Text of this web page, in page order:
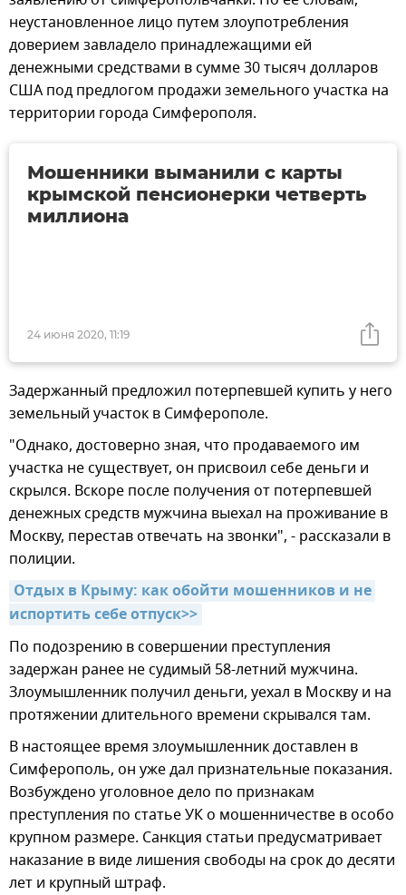
неустановленное лицо путем злоупотребления
доверием завладело принадлежащими ей
денежными средствами в сумме 30 тысяч долларов
США под предлогом продажи земельного участка на
территории города Симферополя.
24 июня 2020, 11:19
Мошенники выманили с карты
крымской пенсионерки четверть
миллиона
Задержанный предложил потерпевшей купить у него
земельный участок в Симферополе.
"Однако, достоверно зная, что продаваемого им
участка не существует, он присвоил себе деньги и
скрылся. Вскоре после получения от потерпевшей
денежных средств мужчина выехал на проживание в
Москву, перестав отвечать на звонки", - рассказали в
полиции.
Отдых в Крыму: как обойти мошенников и не
испортить себе отпуск>>
По подозрению в совершении преступления
задержан ранее не судимый 58-летний мужчина.
Злоумышленник получил деньги, уехал в Москву и на
протяжении длительного времени скрывался там.
В настоящее время злоумышленник доставлен в
Симферополь, он уже дал признательные показания.
Возбуждено уголовное дело по признакам
преступления по статье УК о мошенничестве в особо
крупном размере. Санкция статьи предусматривает
наказание в виде лишения свободы на срок до десяти
лет и крупный штраф.